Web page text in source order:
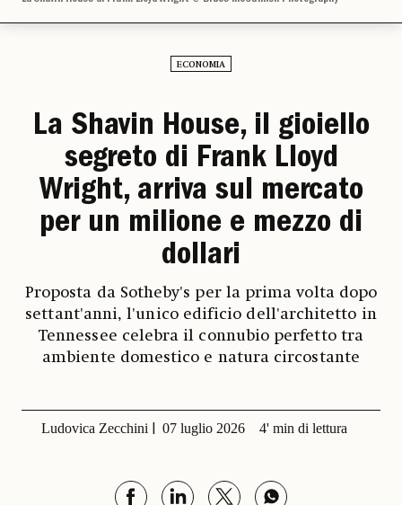
ECONOMIA
La Shavin House, il gioiello
segreto di Frank Lloyd
Wright, arriva sul mercato
per un milione e mezzo di
dollari
Proposta da Sotheby's per la prima volta dopo
settant'anni, l'unico edificio dell'architetto in
Tennessee celebra il connubio perfetto tra
ambiente domestico e natura circostante
Ludovica Zecchini 07 luglio 2026 4' min di lettura